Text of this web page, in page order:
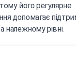
його регулярне
допомагає
належному рівні.